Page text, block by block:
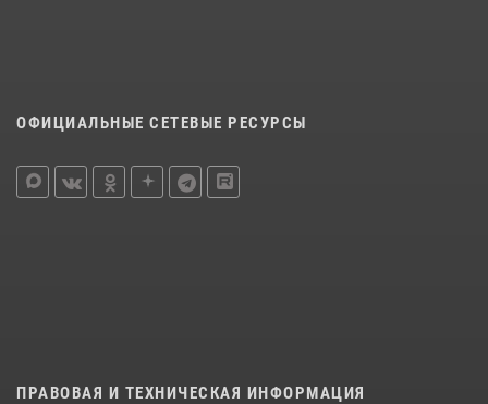
ОФИЦИАЛЬНЫЕ СЕТЕВЫЕ РЕСУРСЫ
ПРАВОВАЯ И ТЕХНИЧЕСКАЯ ИНФОРМАЦИЯ